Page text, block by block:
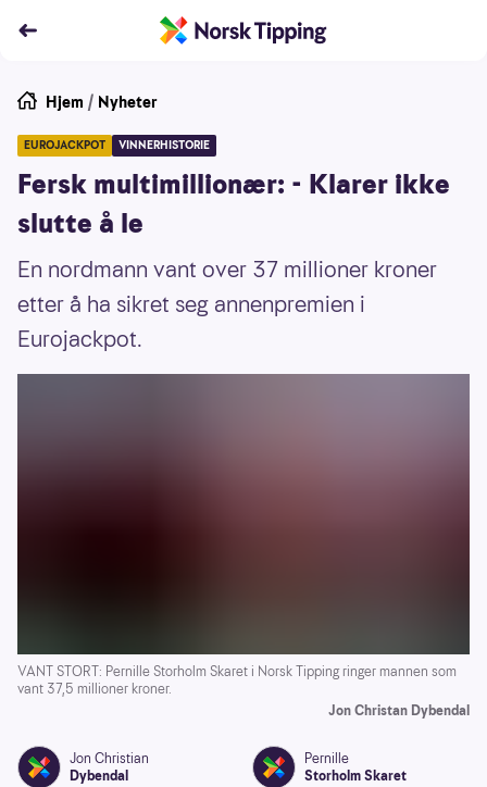
Hjem / Nyheter
EUROJACKPOT VINNERHISTORIE
Fersk multimillionær: - Klarer ikke
slutte å le
En nordmann vant over 37 millioner kroner
etter å ha sikret seg annenpremien i
Eurojackpot.
VANT STORT: Pernille Storholm Skaret i Norsk Tipping ringer mannen som
vant 37,5 millioner kroner.
Jon Christan Dybendal
Jon Christian
Dybendal
Pernille
Storholm Skaret